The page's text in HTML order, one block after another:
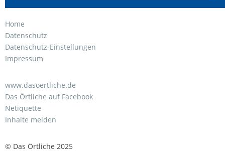
Home
Datenschutz
Datenschutz-Einstellungen
Impressum
www.dasoertliche.de
Das Örtliche auf Facebook
Netiquette
Inhalte melden
© Das Örtliche 2025